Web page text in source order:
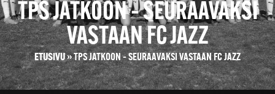
TPS JATKOON – SEURAAVAKSI
VASTAAN FC JAZZ
ETUSIVU»TPS JATKOON – SEURAAVAKSI VASTAAN FC JAZZ